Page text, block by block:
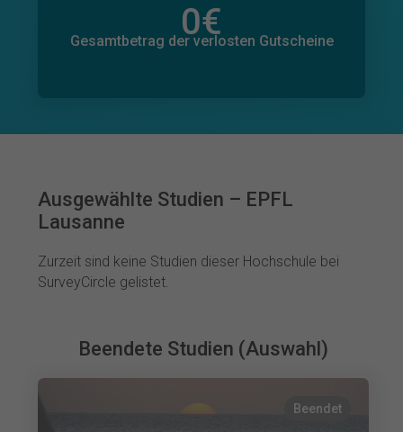
0€
Gesamtbetrag der verlosten Gutscheine
0€
Gesamtbetrag der zugesagten Spenden
Ausgewählte Studien – EPFL
Lausanne
Zurzeit sind keine Studien dieser Hochschule bei
SurveyCircle gelistet.
Beendete Studien (Auswahl)
Beendet